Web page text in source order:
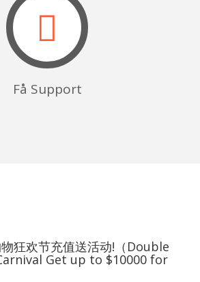
Få Support
狂欢节充值送活动!（Double
Get up to $10000 for